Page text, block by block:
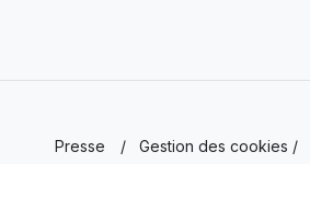
Presse / Gestion des cookies /